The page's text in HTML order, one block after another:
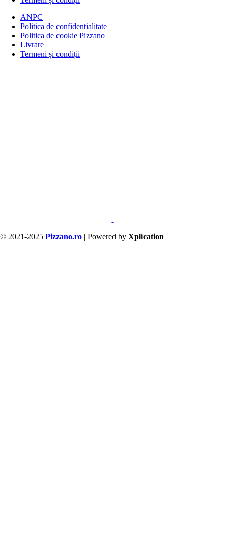
ANPC
Politica de confidentialitate
Politica de cookie Pizzano
Livrare
Termeni și condiții
© 2021-2025 Pizzano.ro | Powered by Xplication